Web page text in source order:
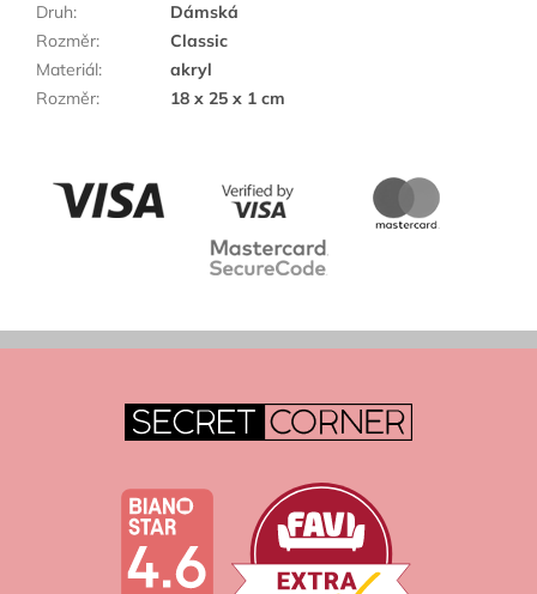
Druh:
Dámská
Rozměr:
Classic
Materiál:
akryl
Rozměr: 18 x 25 x 1 cm